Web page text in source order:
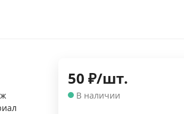
50 ₽/шт.
В наличии